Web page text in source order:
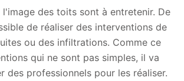
l'image des toits sont à entretenir. De
de réaliser des interventions de
ou des infiltrations. Comme ce
qui ne sont pas simples, il va
des professionnels pour les réaliser.